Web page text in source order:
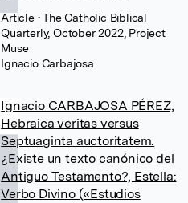
Article • The Catholic Biblical
Quarterly, October 2022, Project
Muse
Ignacio Carbajosa
Ignacio CARBAJOSA PÉREZ,
Hebraica veritas versus
Septuaginta auctoritatem.
¿Existe un texto canónico del
Antiguo Testamento?, Estella:
Verbo Divino («Estudios